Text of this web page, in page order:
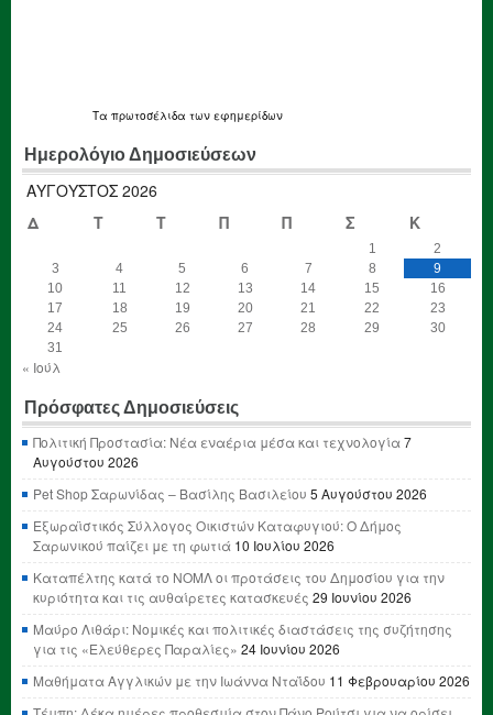
Τα πρωτοσέλιδα των εφημερίδων
Ημερολόγιο Δημοσιεύσεων
ΑΎΓΟΥΣΤΟΣ 2026
Δ
Τ Τ Π Π Σ Κ
1
2
3
4 5 6 7 8
9
10
11 12 13 14 15
16
17
18 19 20 21 22
23
24
25 26 27 28 29
30
31
« Ιούλ
Πρόσφατες Δημοσιεύσεις
Πολιτική Προστασία: Νέα εναέρια μέσα και τεχνολογία7
Αυγούστου 2026
Pet Shop Σαρωνίδας – Βασίλης Βασιλείου 5 Αυγούστου 2026
Εξωραϊστικός Σύλλογος Οικιστών Καταφυγιού: Ο Δήμος
Σαρωνικού παίζει με τη φωτιά 10 Ιουλίου 2026
Καταπέλτης κατά το ΝΟΜΛ οι προτάσεις του Δημοσίου για την
κυριότητα και τις αυθαίρετες κατασκευές 29 Ιουνίου 2026
Μαύρο Λιθάρι: Νομικές και πολιτικές διαστάσεις της συζήτησης
για τις «Ελεύθερες Παραλίες» 24 Ιουνίου 2026
Μαθήματα Αγγλικών με την Ιωάννα Νταΐδου 11 Φεβρουαρίου 2026